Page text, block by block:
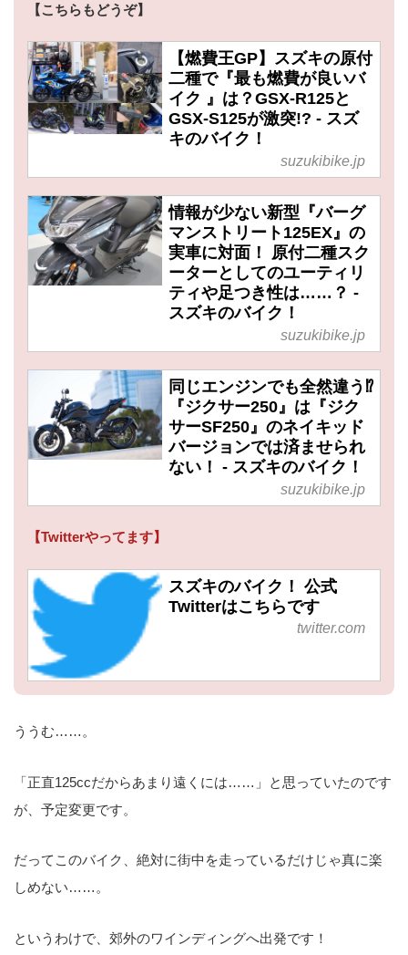
【こちらもどうぞ】
【燃費王GP】スズキの原付
二種で『最も燃費が良いバ
イク 』は？GSX-R125と
GSX-S125が激突!? - スズ
キのバイク！
suzukibike.jp
情報が少ない新型『バーグ
マンストリート125EX』の
実車に対面！ 原付二種スク
ーターとしてのユーティリ
ティや足つき性は……？ -
スズキのバイク！
suzukibike.jp
同じエンジンでも全然違う⁉
『ジクサー250』は『ジク
サーSF250』のネイキッド
バージョンでは済ませられ
ない！ - スズキのバイク！
suzukibike.jp
【Twitterやってます】
スズキのバイク！ 公式
Twitterはこちらです
twitter.com
ううむ……。
「正直125ccだからあまり遠くには……」と思っていたのです
が、予定変更です。
だってこのバイク、絶対に街中を走っているだけじゃ真に楽
しめない……。
というわけで、郊外のワインディングへ出発です！